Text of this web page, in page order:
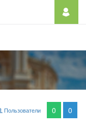
Пользователи 0 0